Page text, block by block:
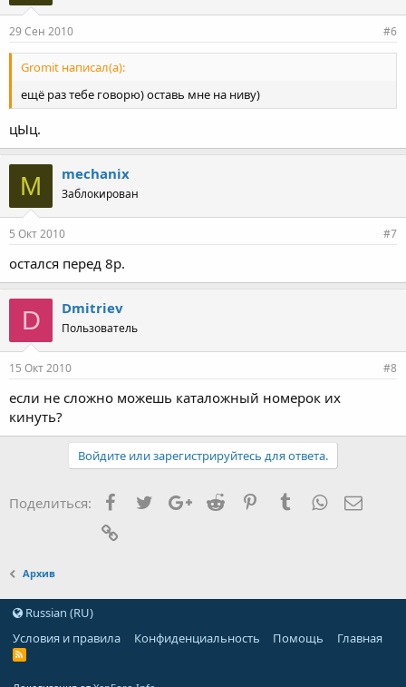
29 Сен 2010 #6
Gromit написал(а):
ещё раз тебе говорю) оставь мне на ниву)
цЫц.
M mechanix
Заблокирован
5 Окт 2010 #7
остался перед 8р.
D Dmitriev
Пользователь
15 Окт 2010 #8
если не сложно можешь каталожный номерок их
кинуть?
Войдите или зарегистрируйтесь для ответа.
Поделиться: FacebookTwitterGoogle+
Reddit PinterestTumblrWhatsApp
Архив
Russian (RU)
Условия и правила
Конфиденциальность Помощь Главная